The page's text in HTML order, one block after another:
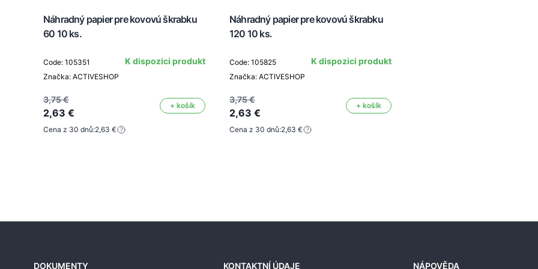
Náhradný papier pre kovovú škrabku
60 10 ks.
Code: 105351
Značka: ACTIVESHOP
K dispozici produkt
3,75 €
2,63 €
+ košík
Cena z 30 dnů:2,63 €
Náhradný papier pre kovovú škrabku
120 10 ks.
Code: 105825
Značka: ACTIVESHOP
K dispozici produkt
3,75 €
2,63 €
+ košík
Cena z 30 dnů:2,63 €
DOKUMENTY KONTAKTNÍ ÚDAJE NÁPOVĚDA